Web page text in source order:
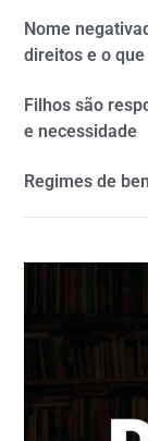
Nome
direitos e o
Filhos são
e necessidade
Regimes de